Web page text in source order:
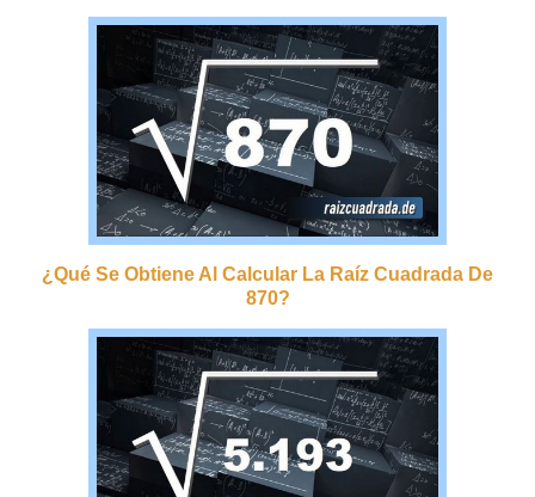
¿qué Se Obtiene Al Calcular La Raíz Cuadrada De
870?